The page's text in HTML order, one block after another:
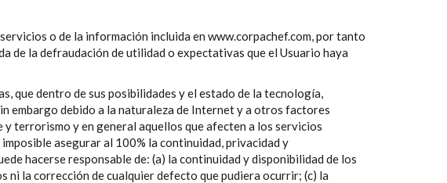
o de la información incluida en www.corpachef.com, por tanto
de la defraudación de utilidad o expectativas que el Usuario haya
que dentro de sus posibilidades y el estado de la tecnología,
embargo debido a la naturaleza de Internet y a otros factores
terrorismo y en general aquellos que afecten a los servicios
asegurar al 100% la continuidad, privacidad y
hacerse responsable de: (a) la continuidad y disponibilidad de los
ni la corrección de cualquier defecto que pudiera ocurrir; (c) la